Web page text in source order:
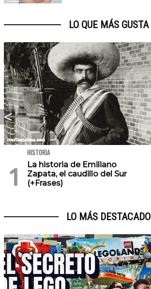
LO QUE MÁS GUSTA
HISTORIA
La historia de Emiliano
Zapata, el caudillo del Sur
(+Frases)
LO MÁS DESTACADO